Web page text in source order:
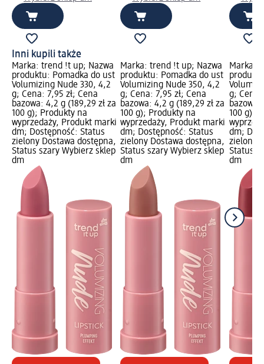
Inni kupili także
Marka: trend !t up; Nazwa
produktu: Pomadka do ust
Volumizing Nude 330, 4,2
g; Cena: 7,95 zł; Cena
bazowa: 4,2 g (189,29 zł za
100 g); Produkty na
wyprzedaży, Produkt marki
dm; Dostępność: Status
zielony Dostawa dostępna,
Status szary Wybierz sklep
dm
Marka: trend !t up; Nazwa
produktu: Pomadka do ust
Volumizing Nude 350, 4,2
g; Cena: 7,95 zł; Cena
bazowa: 4,2 g (189,29 zł za
100 g); Produkty na
wyprzedaży, Produkt marki
dm; Dostępność: Status
zielony Dostawa dostępna,
Status szary Wybierz sklep
dm
Marka:
g; Cena:
bazowa:
100 g);
dm;
zielony
Status
dm